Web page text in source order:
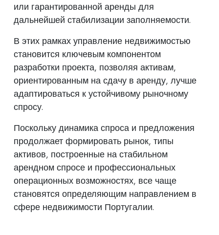
или гарантированной аренды для
дальнейшей стабилизации заполняемости.
В этих рамках управление недвижимостью
становится ключевым компонентом
разработки проекта, позволяя активам,
ориентированным на сдачу в аренду, лучше
адаптироваться к устойчивому рыночному
спросу.
Поскольку динамика спроса и предложения
продолжает формировать рынок, типы
активов, построенные на стабильном
арендном спросе и профессиональных
операционных возможностях, все чаще
становятся определяющим направлением в
сфере недвижимости Португалии.